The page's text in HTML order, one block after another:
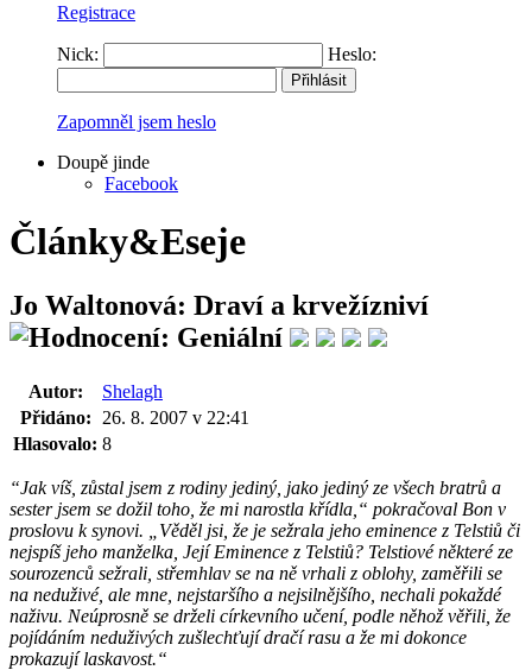
Registrace
Nick: Heslo:
Zapomněl jsem heslo
Doupě jinde
Facebook
Články&Eseje
Jo Waltonová: Draví a krvežízniví
Autor:
Shelagh
Přidáno:
26. 8. 2007 v 22:41
Hlasovalo: 8
“Jak víš, zůstal jsem z rodiny jediný, jako jediný ze všech bratrů a
sester jsem se dožil toho, že mi narostla křídla,“ pokračoval Bon v
proslovu k synovi. „Věděl jsi, že je sežrala jeho eminence z Telstiů či
nejspíš jeho manželka, Její Eminence z Telstiů? Telstiové některé ze
sourozenců sežrali, střemhlav se na ně vrhali z oblohy, zaměřili se
na neduživé, ale mne, nejstaršího a nejsilnějšího, nechali pokaždé
naživu. Neúprosně se drželi církevního učení, podle něhož věřili, že
pojídáním neduživých zušlechťují dračí rasu a že mi dokonce
prokazují laskavost.“